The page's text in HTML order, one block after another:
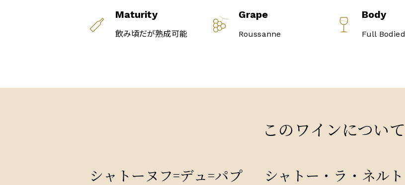
Maturity
飲み頃だが熟成可能
Grape
Roussanne
Body
Full Bodied
このワインについて
シャトーヌフ=デュ=パプ シャトー・ラ・ネルト